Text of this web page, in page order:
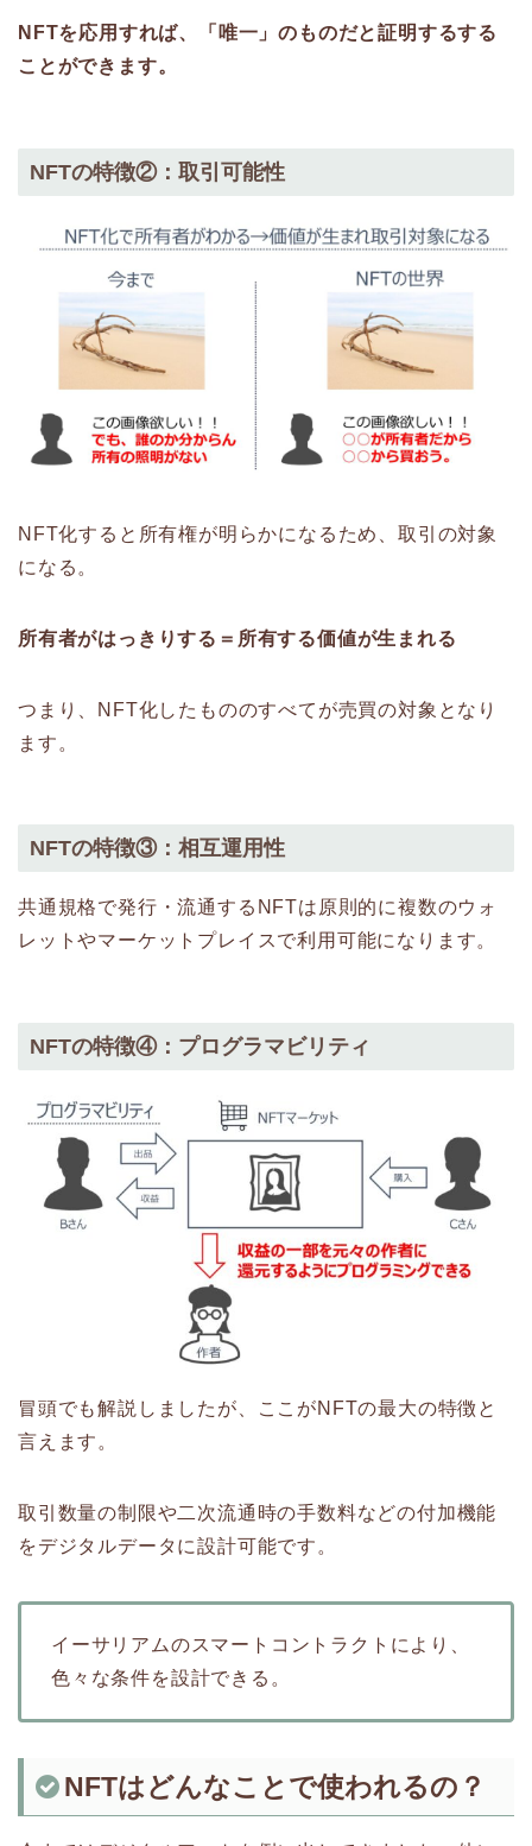
NFTを応用すれば、「唯一」のものだと証明するする
ことができます。
NFTの特徴②：取引可能性
NFT化すると所有権が明らかになるため、取引の対象
になる。
所有者がはっきりする＝所有する価値が生まれる
つまり、NFT化したもののすべてが売買の対象となり
ます。
NFTの特徴③：相互運用性
共通規格で発行・流通するNFTは原則的に複数のウォ
レットやマーケットプレイスで利用可能になります。
NFTの特徴④：プログラマビリティ
冒頭でも解説しましたが、ここがNFTの最大の特徴と
言えます。
取引数量の制限や二次流通時の手数料などの付加機能
をデジタルデータに設計可能です。
イーサリアムのスマートコントラクトにより、
色々な条件を設計できる。
NFTはどんなことで使われるの？